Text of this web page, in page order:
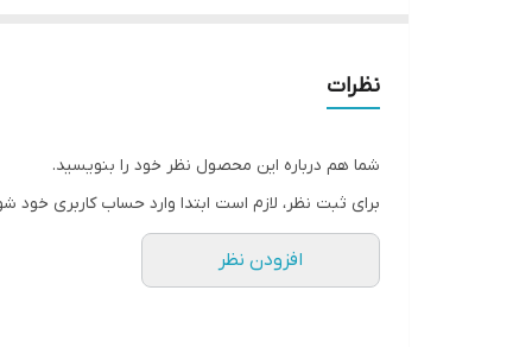
نظرات
شما هم درباره این محصول نظر خود را بنویسید.
برای ثبت نظر، لازم است ابتدا وارد حساب کاربری خود
افزودن نظر